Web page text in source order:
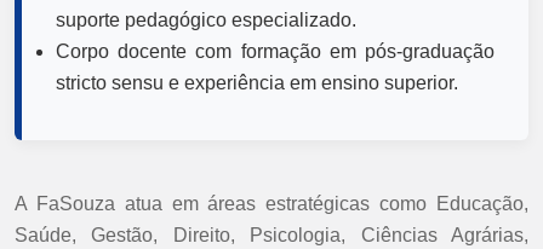
suporte pedagógico especializado.
Corpo docente com formação em pós-graduação
stricto sensu e experiência em ensino superior.
A FaSouza atua em áreas estratégicas como Educação,
Saúde, Gestão, Direito, Psicologia, Ciências Agrárias,